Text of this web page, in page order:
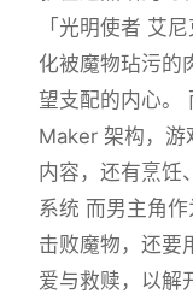
「光明使者 艾
化被魔物玷污的
望支配的内心。
Maker 架构，游
内容，还有烹饪
系统 而男主角
击败魔物，还要
爱与救赎，以解